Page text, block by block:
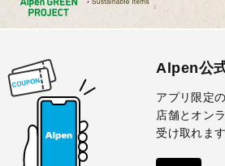
Alpen公
アプリ限定
店舗とオン
受け取れます